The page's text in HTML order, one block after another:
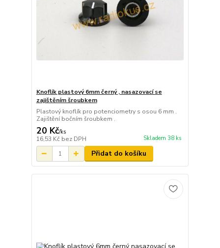
Knoflík plastový 6mm černý , nasazovací se
zajištěním šroubkem
Plastový knoflík pro potenciometry s osou 6 mm .
Zajištění bočním šroubkem .
20 Kč/ks
16,53 Kč bez DPH Skladem 38 ks
Přidat do košíku